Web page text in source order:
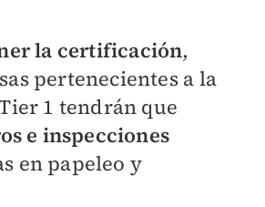
la certificación,
pertenecientes a la
1 tendrán que
e inspecciones
en papeleo y